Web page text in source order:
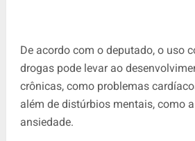
De acordo com o deputado, o uso
drogas pode levar ao
crônicas, como problemas
além de distúrbios mentais, como
ansiedade.